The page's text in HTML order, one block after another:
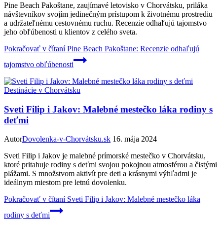
Pine Beach Pakoštane, zaujímavé letovisko v Chorvátsku, priláka
návštevníkov svojím jedinečným prístupom k životnému prostrediu
a udržateľnému cestovnému ruchu. Recenzie odhaľujú tajomstvo
jeho obľúbenosti u klientov z celého sveta.
Pokračovať v čítaníPine Beach Pakoštane: Recenzie odhaľujú
tajomstvo obľúbenosti
Destinácie v Chorvátsku
Sveti Filip i Jakov: Malebné mestečko láka rodiny s
deťmi
AutorDovolenka-v-Chorvátsku.sk 16. mája 2024
Sveti Filip i Jakov je malebné prímorské mestečko v Chorvátsku,
ktoré pritahuje rodiny s deťmi svojou pokojnou atmosférou a čistými
plážami. S množstvom aktivít pre deti a krásnymi výhľadmi je
ideálnym miestom pre letnú dovolenku.
Pokračovať v čítaníSveti Filip i Jakov: Malebné mestečko láka
rodiny s deťmi